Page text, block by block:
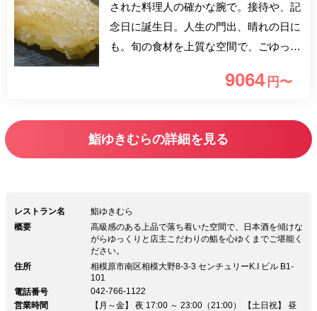
された料理人の確かな腕で。接待や、記
念日に誕生日。人生の門出、晴れの日に
も。旬の食材を上質な空間で、ごゆっく
9064 円〜
鮨ゆきむらの詳細を見る
レストラン名
鮨ゆきむら
概要
高級感のある上品で落ち着いた空間で、日本酒を傾けな
がらゆっくりと店主こだわりの鮨を心ゆくまでご堪能く
ださい。
住所
相模原市南区相模大野8-3-3 センチュリーK.I ビル B1-
101
電話番号
042-766-1122
営業時間
【月～金】 夜 17:00 ～ 23:00（21:00） 【土日祝】 昼